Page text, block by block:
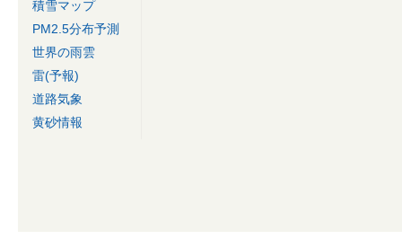
積雪マップ
PM2.5分布予測
世界の雨雲
雷(予報)
道路気象
黄砂情報